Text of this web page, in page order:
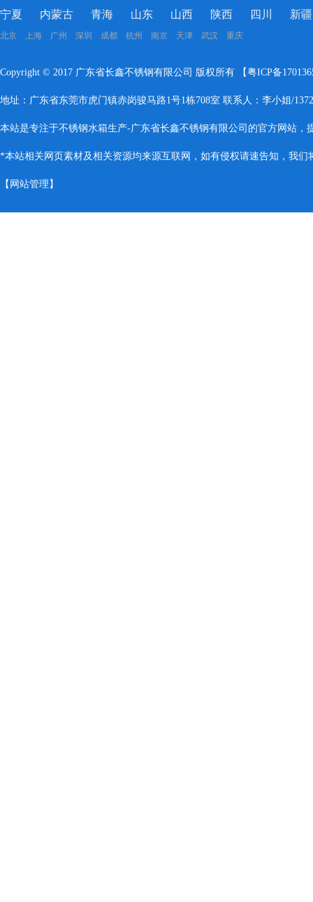
宁夏 内蒙古 青海 山东 山西 陕西 四川 新疆
北京 上海 广州 深圳 成都 杭州 南京 天津 武汉 重庆
Copyright © 2017 广东省长鑫不锈钢有限公司 版权所有 【粤ICP备
地址：广东省东莞市虎门镇赤岗骏马路1号1栋708室 联系人：李小姐/
本站是专注于不锈钢水箱生产-广东省长鑫不锈钢有限公司的官方网站，
*本站相关网页素材及相关资源均来源互联网，如有侵权请速告知，我们
【 网站管理 】